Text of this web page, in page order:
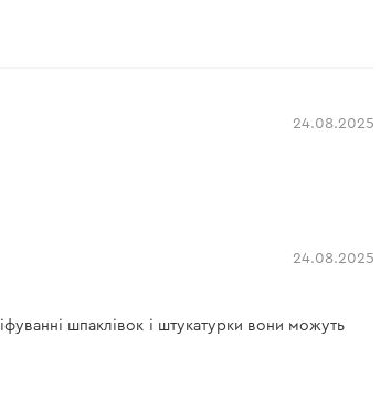
24.08.2025
24.08.2025
шпаклівок і штукатурки вони можуть